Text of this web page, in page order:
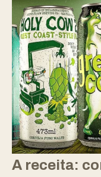
A receita: